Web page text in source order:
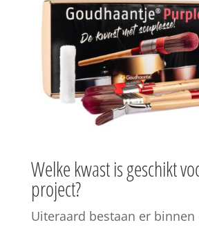
Welke kwast is geschikt
project?
Uiteraard bestaan er binnen